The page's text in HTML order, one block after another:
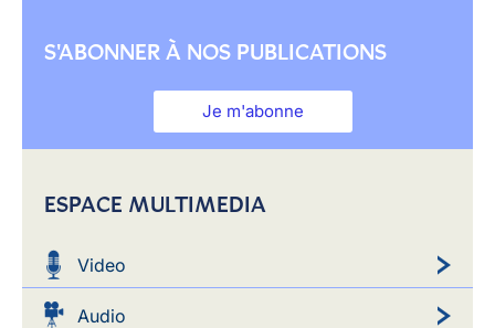
S'ABONNER À NOS PUBLICATIONS
Je m'abonne
ESPACE MULTIMEDIA
Video
Audio